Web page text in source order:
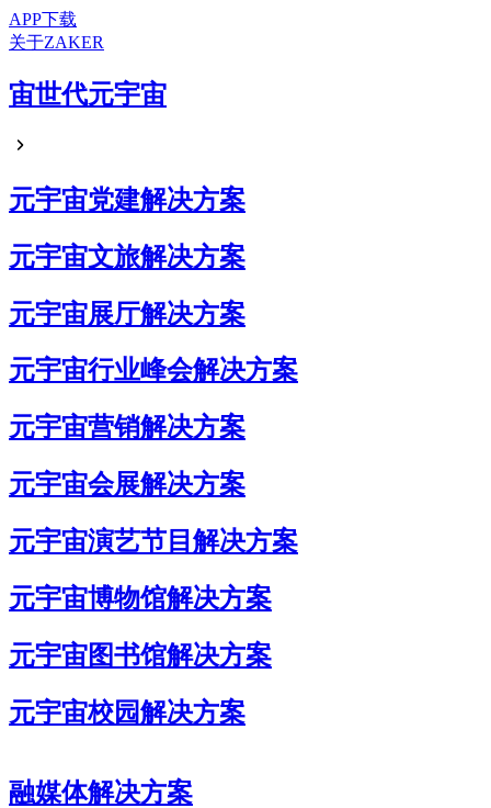
APP下载
关于ZAKER
宙世代元宇宙
元宇宙党建解决方案
元宇宙文旅解决方案
元宇宙展厅解决方案
元宇宙行业峰会解决方案
元宇宙营销解决方案
元宇宙会展解决方案
元宇宙演艺节目解决方案
元宇宙博物馆解决方案
元宇宙图书馆解决方案
元宇宙校园解决方案
融媒体解决方案